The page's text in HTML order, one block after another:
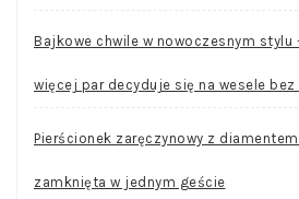
Bajkowe chwile w nowoczesnym stylu
więcej par decyduje się na wesele bez
Pierścionek zaręczynowy z
zamknięta w jednym geście